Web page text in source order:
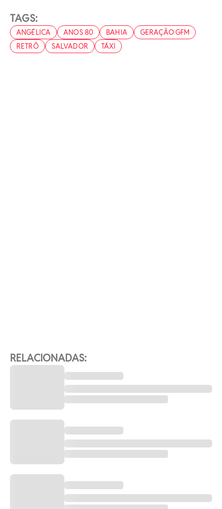
TAGS:
ANGÉLICA ANOS 80 BAHIA
GERAÇÃO GFM
RETRÔ
SALVADOR TÁXI
RELACIONADAS: